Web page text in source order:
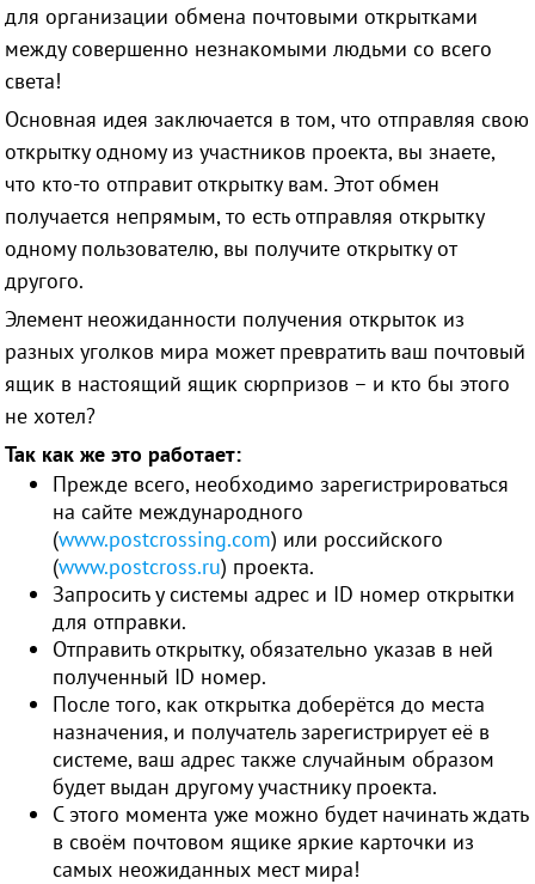
для организации обмена почтовыми открытками
между совершенно незнакомыми людьми со всего
света!
Основная идея заключается в том, что отправляя свою
открытку одному из участников проекта, вы знаете,
что кто-то отправит открытку вам. Этот обмен
получается непрямым, то есть отправляя открытку
одному пользователю, вы получите открытку от
другого.
Элемент неожиданности получения открыток из
разных уголков мира может превратить ваш почтовый
ящик в настоящий ящик сюрпризов – и кто бы этого
не хотел?
Так как же это работает:
Прежде всего, необходимо зарегистрироваться
на сайте международного
(www.postcrossing.com) или российского
(www.postcross.ru) проекта.
Запросить у системы адрес и ID номер открытки
для отправки.
Отправить открытку, обязательно указав в ней
полученный ID номер.
После того, как открытка доберётся до места
назначения, и получатель зарегистрирует её в
системе, ваш адрес также случайным образом
будет выдан другому участнику проекта.
С этого момента уже можно будет начинать ждать
в своём почтовом ящике яркие карточки из
самых неожиданных мест мира!